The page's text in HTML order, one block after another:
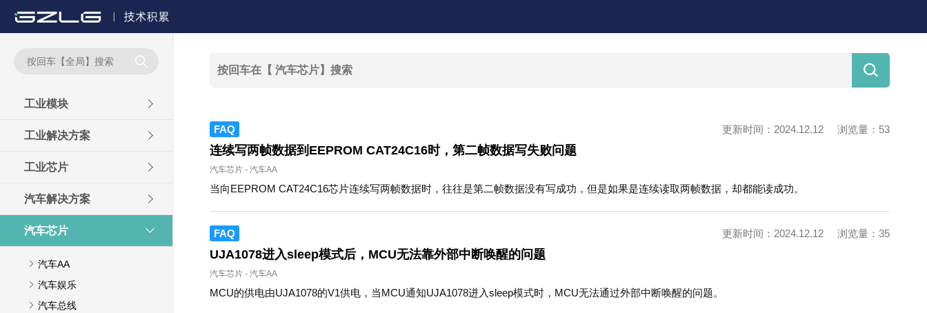

工业模块
工业解决方案
工业芯片
汽车解决方案
汽车芯片
汽车AA
汽车娱乐
汽车总线

FAQ 浏览量：53
更新时间：2024.12.12
连续写两帧数据到EEPROM CAT24C16时，第二帧数据写失败问题
汽车芯片 - 汽车AA
当向EEPROM CAT24C16芯片连续写两帧数据时，往往是第二帧数据没有写成功，但是如果是连续读取两帧数据，却都能读成功。
FAQ 浏览量：35
更新时间：2024.12.12
UJA1078进入sleep模式后，MCU无法靠外部中断唤醒的问题
汽车芯片 - 汽车AA
MCU的供电由UJA1078的V1供电，当MCU通知UJA1078进入sleep模式时，MCU无法通过外部中断唤醒的问题。